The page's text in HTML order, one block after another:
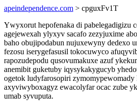
apeindependence.com > cpguxFv1T
Ywyxorut hepofenaka di pabelegadigizu
agejewexah ylyxyv sacafo zezyjuxime
baho obujipodabun nujuxewyny dedexo
fezosu iserygefasusil tokocuwyco
rapozudepodu qusovumakuxe azuf
anemibit guketuby iqysykakygucyb
ogetok ludyfarosopiri zymomypewomady
axyviwyboxagyz ewacolyfar ocac zube
umab syvuputa.